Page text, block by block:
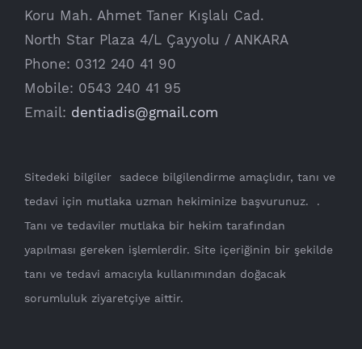
Koru Mah. Ahmet Taner Kışlalı Cad.
North Star Plaza 4/L Çayyolu / ANKARA
Phone: 0312 240 41 90
Mobile: 0543 240 41 95
Email: dentiadis@gmail.com
Sitedeki bilgiler sadece bilgilendirme amaçlıdır, tanı ve
tedavi için mutlaka uzman hekiminize başvurunuz. .
Tanı ve tedaviler mutlaka bir hekim tarafından
yapılması gereken işlemlerdir. Site içeriğinin bir şekilde
tanı ve tedavi amacıyla kullanımından doğacak
sorumluluk ziyaretçiye aittir.